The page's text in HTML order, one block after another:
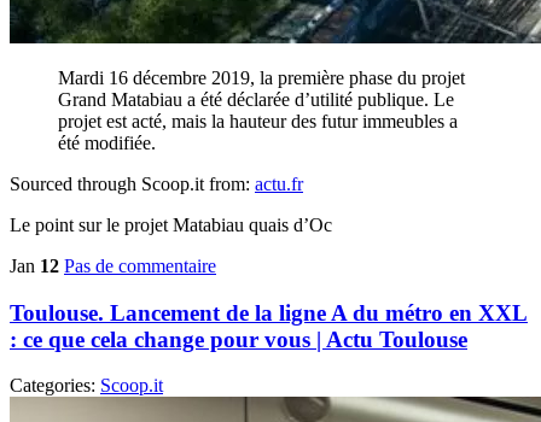
Mardi 16 décembre 2019, la première phase du projet
Grand Matabiau a été déclarée d’utilité publique. Le
projet est acté, mais la hauteur des futur immeubles a
été modifiée.
Sourced through Scoop.it from: actu.fr
Le point sur le projet Matabiau quais d’Oc
Jan 12 Pas de commentaire
Toulouse. Lancement de la ligne A du métro en XXL
: ce que cela change pour vous | Actu Toulouse
Categories: Scoop.it